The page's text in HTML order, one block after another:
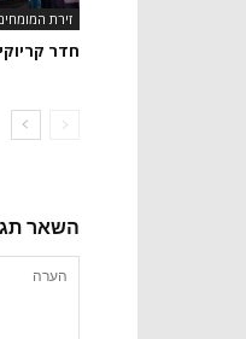
זירת
חדר
השאר